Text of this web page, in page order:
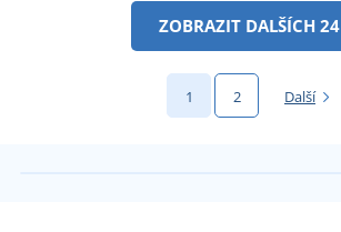
ZOBRAZIT DALŠÍCH 24
1 2 Další